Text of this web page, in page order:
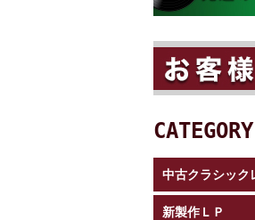
CATEGORY
中古クラシック
新製作ＬＰ